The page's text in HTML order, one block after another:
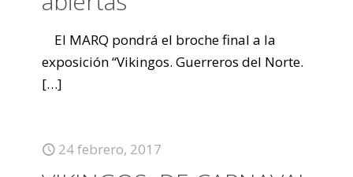
El MARQ pondrá el broche final a la
exposición “Vikingos. Guerreros del Norte.
[…]
24 febrero, 2017